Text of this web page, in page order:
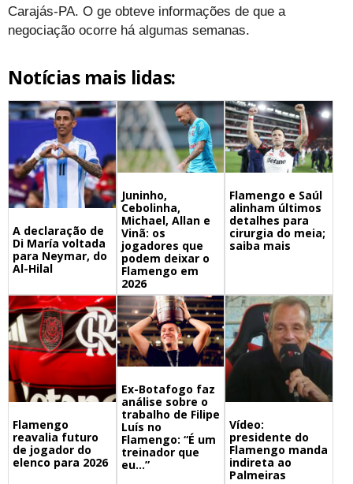
Carajás-PA. O ge obteve informações de que a
negociação ocorre há algumas semanas.
Notícias mais lidas:
A declaração de
Di María voltada
para Neymar, do
Al-Hilal
Juninho,
Cebolinha,
Michael, Allan e
Vinã: os
jogadores que
podem deixar o
Flamengo em
2026
Flamengo e Saúl
alinham últimos
detalhes para
cirurgia do meia;
saiba mais
Flamengo
reavalia futuro
de jogador do
elenco para 2026
Ex-Botafogo faz
análise sobre o
trabalho de Filipe
Luís no
Flamengo: “É um
treinador que
eu…”
Vídeo:
presidente do
Flamengo manda
indireta ao
Palmeiras